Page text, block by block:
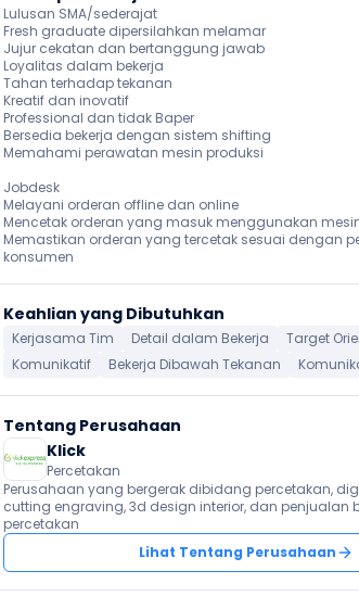
Lulusan SMA/sederajat
Fresh graduate dipersilahkan melamar
Jujur cekatan dan bertanggung jawab
Loyalitas dalam bekerja
Tahan terhadap tekanan
Kreatif dan inovatif
Professional dan tidak Baper
Bersedia bekerja dengan sistem shifting
Memahami perawatan mesin produksi
Jobdesk
Melayani orderan offline dan online
Mencetak orderan yang masuk menggunakan
Memastikan orderan yang tercetak sesuai dengan
konsumen
Keahlian yang Dibutuhkan
Kerjasama Tim Detail dalam Bekerja
Target
Komunikatif
Bekerja Dibawah Tekanan
Tentang Perusahaan
Klick
Percetakan
Perusahaan yang bergerak dibidang percetakan,
cutting engraving, 3d design interior, dan penjualan
percetakan
Lihat Tentang Perusahaan